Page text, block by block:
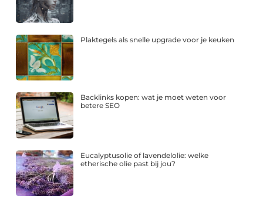
Plaktegels als snelle upgrade voor je keuken
Backlinks kopen: wat je moet weten voor
betere SEO
Eucalyptusolie of lavendelolie: welke
etherische olie past bij jou?